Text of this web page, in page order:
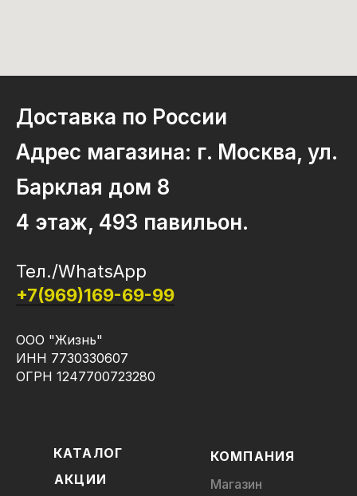
Доставка по России
Адрес магазина: г. Москва, ул.
Барклая дом 8
4 этаж, 493 павильон.
Тел./WhatsApp
+7(969)169-69-99
ООО "Жизнь"
ИНН 7730330607
ОГРН 1247700723280
КАТАЛОГ
АКЦИИ Магазин
КОМПАНИЯ